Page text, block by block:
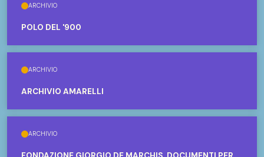
ARCHIVIO
POLO DEL '900
ARCHIVIO
ARCHIVIO AMARELLI
ARCHIVIO